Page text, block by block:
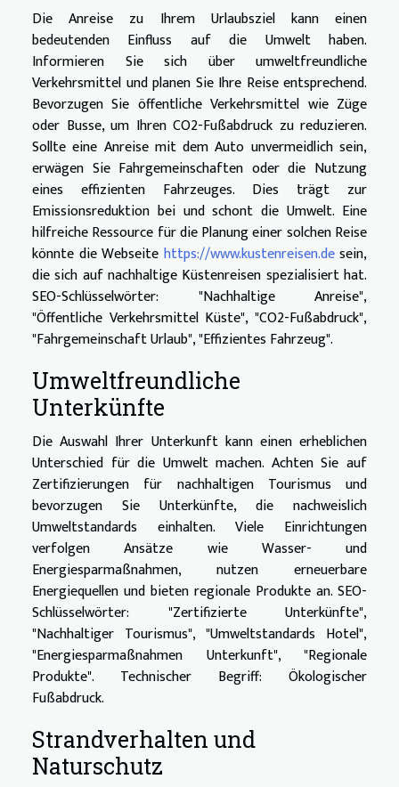
Die Anreise zu Ihrem Urlaubsziel kann einen
bedeutenden Einfluss auf die Umwelt haben.
Informieren Sie sich über umweltfreundliche
Verkehrsmittel und planen Sie Ihre Reise entsprechend.
Bevorzugen Sie öffentliche Verkehrsmittel wie Züge
oder Busse, um Ihren CO2-Fußabdruck zu reduzieren.
Sollte eine Anreise mit dem Auto unvermeidlich sein,
erwägen Sie Fahrgemeinschaften oder die Nutzung
eines effizienten Fahrzeuges. Dies trägt zur
Emissionsreduktion bei und schont die Umwelt. Eine
hilfreiche Ressource für die Planung einer solchen Reise
könnte die Webseite https://www.kustenreisen.desein,
die sich auf nachhaltige Küstenreisen spezialisiert hat.
SEO-Schlüsselwörter: "Nachhaltige Anreise",
"Öffentliche Verkehrsmittel Küste", "CO2-Fußabdruck",
"Fahrgemeinschaft Urlaub", "Effizientes Fahrzeug".
Umweltfreundliche
Unterkünfte
Die Auswahl Ihrer Unterkunft kann einen erheblichen
Unterschied für die Umwelt machen. Achten Sie auf
Zertifizierungen für nachhaltigen Tourismus und
bevorzugen Sie Unterkünfte, die nachweislich
Umweltstandards einhalten. Viele Einrichtungen
verfolgen Ansätze wie Wasser- und
Energiesparmaßnahmen, nutzen erneuerbare
Energiequellen und bieten regionale Produkte an. SEO-
Schlüsselwörter: "Zertifizierte Unterkünfte",
"Nachhaltiger Tourismus", "Umweltstandards Hotel",
"Energiesparmaßnahmen Unterkunft", "Regionale
Produkte". Technischer Begriff: Ökologischer
Fußabdruck.
Strandverhalten und
Naturschutz